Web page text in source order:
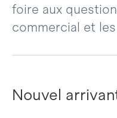
foire aux
commercial et
Nouvel